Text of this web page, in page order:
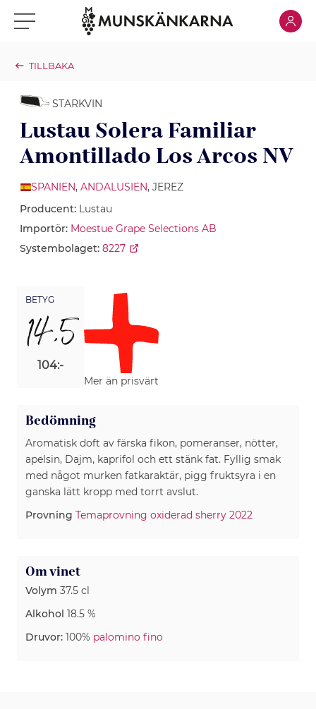
Klicka för meny Klicka
TILLBAKA
STARKVIN
Lustau Solera Familiar
Amontillado Los Arcos NV
SPANIEN, ANDALUSIEN, JEREZ
Producent: Lustau
Importör: Moestue Grape Selections AB
Systembolaget: 8227
BETYG
14,5
104:-
Mer än prisvärt
Bedömning
Aromatisk doft av färska fikon, pomeranser, nötter,
apelsin, Dajm, kaprifol och ett stänk fat. Fyllig smak
med något murken fatkaraktär, pigg fruktsyra i en
ganska lätt kropp med torrt avslut.
Provning Temaprovning oxiderad sherry 2022
Om vinet
Volym 37.5 cl
Alkohol 18.5 %
Druvor: 100% palomino fino